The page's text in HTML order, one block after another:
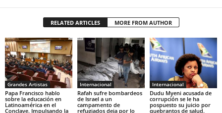
RELATED ARTICLES MORE FROM AUTHOR
Grandes Artistas
Papa Francisco hablo
sobre la educación en
Latinoamérica en el
Conclave. Impulsando la
Internacional
Rafah sufre bombardeos
de Israel a un
campamento de
refugiados deja por lo
Internacional
Dudu Myeni acusada de
corrupción se le ha
pospuesto su juicio por
quebrantos de salud.